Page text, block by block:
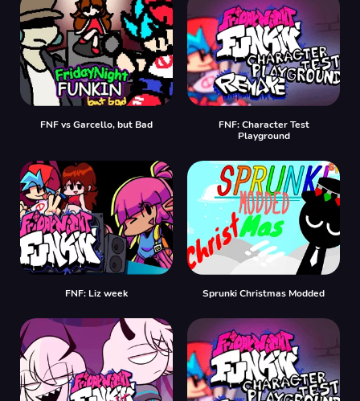
FNF vs Garcello, but Bad
FNF: Character Test
Playground
FNF: Liz week Sprunki Christmas Modded